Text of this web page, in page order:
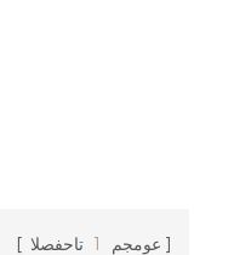
عومجم 1 تاحفصلا